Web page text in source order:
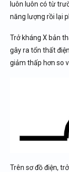
luôn luôn có từ
năng lượng rồi lại
Trở kháng X bản
gây ra tổn thất
giảm thấp hơn so
Trên sơ đồ điện,